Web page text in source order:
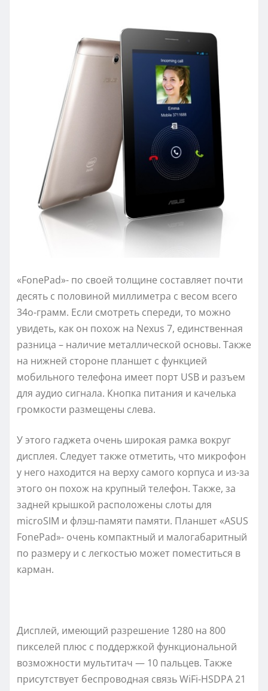
«FоnеPаd»- по своей толщине составляет почти
десять с половиной миллиметра с весом всего
34о-грамм. Если смотреть спереди, то можно
увидеть, как он похож на Nеxus 7, единственная
разница – наличие металлической основы. Также
на нижней стороне планшет с функцией
мобильного телефона имеет порт USB и разъем
для аудио сигнала. Кнопка питания и качелька
громкости размещены слева.
У этого гаджета очень широкая рамка вокруг
дисплея. Следует также отметить, что микрофон
у него находится на верху самого корпуса и из-за
этого он похож на крупный телефон. Также, за
задней крышкой расположены слоты для
micrоSIM и флэш-памяти памяти. Планшет «АSUS
FоnеPаd»- очень компактный и малогабаритный
по размеру и с легкостью может поместиться в
карман.
Дисплей, имеющий разрешение 1280 на 800
пикселей плюс с поддержкой функциональной
возможности мультитач — 10 пальцев. Также
присутствует беспроводная связь WiFi-HSDPА 21